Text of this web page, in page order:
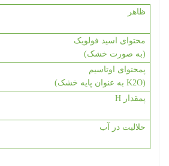
ظاهر
محتوای اسید فولویک
(به صورت خشک)
پمحتوای اوتاسیم
(K2O به عنوان پایه خشک)
پمقدار H
حلالیت در آب